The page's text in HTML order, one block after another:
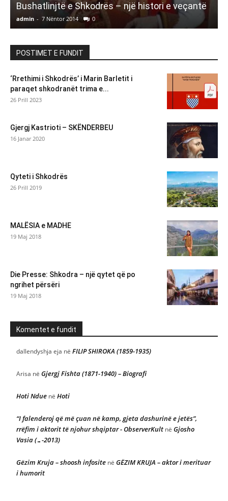
Bushatlinjtë e Shkodrës – një histori e veçantë
admin - 7 Nëntor 2014 0
POSTIMET E FUNDIT
‘Rrethimi i Shkodrës’ i Marin Barletit i
paraqet shkodranët trima e...
26 Prill 2023
Gjergj Kastrioti – SKËNDERBEU
16 Janar 2020
Qyteti i Shkodrës
26 Prill 2019
MALËSIA e MADHE
19 Maj 2018
Die Presse: Shkodra – një qytet që po
ngrihet përsëri
19 Maj 2018
Komentet e fundit
dallendyshja eja në FILIP SHIROKA (1859-1935)
Arisa në Gjergj Fishta (1871-1940) – Biografi
Hoti Ndue në Hoti
“I falenderoj që më çuan në kamp, gjeta dashurinë e jetës”,
rrëfim i aktorit të njohur shqiptar - ObserverKult në Gjosho
Vasia (…-2013)
Gëzim Kruja – shoosh infosite në GËZIM KRUJA – aktor i merituar
i humorit